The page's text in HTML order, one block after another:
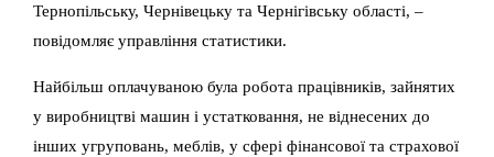
Тернопільську, Чернівецьку та Чернігівську області, –
повідомляє управління статистики.
Найбільш оплачуваною була робота працівників, зайнятих
у виробництві машин і устатковання, не віднесених до
інших угруповань, меблів, у сфері фінансової та страхової